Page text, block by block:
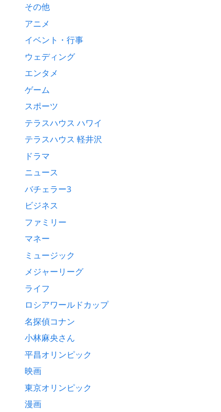
その他
アニメ
イベント・行事
ウェディング
エンタメ
ゲーム
スポーツ
テラスハウス ハワイ
テラスハウス 軽井沢
ドラマ
ニュース
バチェラー3
ビジネス
ファミリー
マネー
ミュージック
メジャーリーグ
ライフ
ロシアワールドカップ
名探偵コナン
小林麻央さん
平昌オリンピック
映画
東京オリンピック
漫画